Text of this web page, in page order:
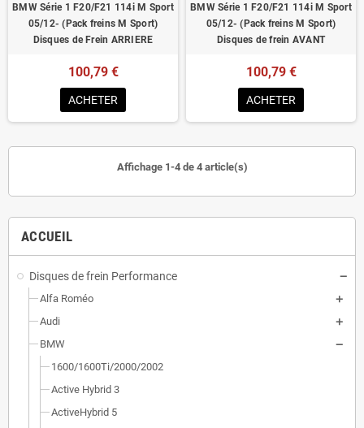
ACCUEIL
Disques de frein Performance
Alfa Roméo
Audi
BMW
1600/1600Ti/2000/2002
Active Hybrid 3
ActiveHybrid 5
BMW Série 1 F20/F21 114i M Sport
05/12- (Pack freins M Sport)
Disques de Frein ARRIERE
100,79 €
ACHETER
BMW Série 1 F20/F21 114i M Sport
05/12- (Pack freins M Sport)
Disques de frein AVANT
100,79 €
ACHETER
Affichage 1-4 de 4 article(s)